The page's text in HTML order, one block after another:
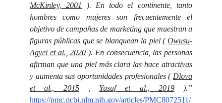
McKinley, 2001
). En todo el continente, tanto
hombres como mujeres son frecuentemente el
objetivo de campañas de marketing que muestran a
figuras públicas que se blanquean la piel ( Owusu-
Agyei et al., 2020 ). En consecuencia, las personas
afirman que una piel más clara las hace atractivas
y aumenta sus oportunidades profesionales ( Dlova
et al., 2015, Yusuf et al., 2019).”
https://pmc.ncbi.nlm.nih.gov/articles/PMC8072511/